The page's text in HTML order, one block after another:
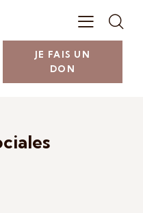
JE FAIS UN
DON